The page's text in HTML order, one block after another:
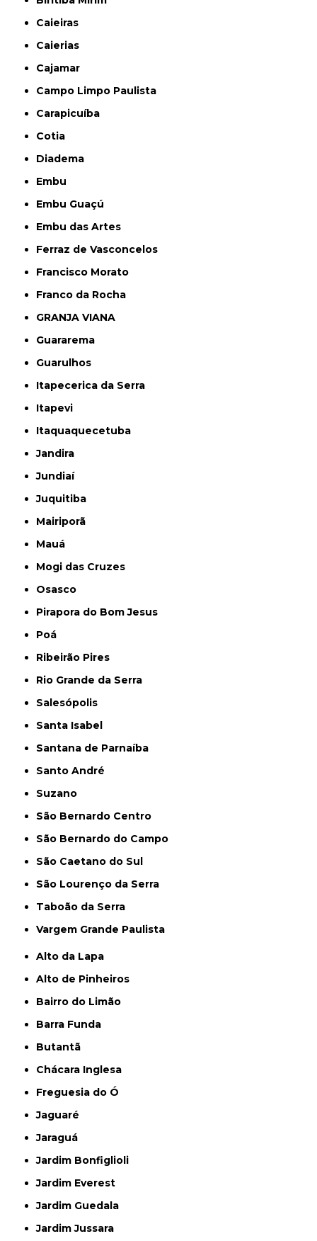
Caieiras
Caierias
Cajamar
Campo Limpo Paulista
Carapicuíba
Cotia
Diadema
Embu
Embu Guaçú
Embu das Artes
Ferraz de Vasconcelos
Francisco Morato
Franco da Rocha
GRANJA VIANA
Guararema
Guarulhos
Itapecerica da Serra
Itapevi
Itaquaquecetuba
Jandira
Jundiaí
Juquitiba
Mairiporã
Mauá
Mogi das Cruzes
Osasco
Pirapora do Bom Jesus
Poá
Ribeirão Pires
Rio Grande da Serra
Salesópolis
Santa Isabel
Santana de Parnaíba
Santo André
Suzano
São Bernardo Centro
São Bernardo do Campo
São Caetano do Sul
São Lourenço da Serra
Taboão da Serra
Vargem Grande Paulista
Alto da Lapa
Alto de Pinheiros
Bairro do Limão
Barra Funda
Butantã
Chácara Inglesa
Freguesia do Ó
Jaguaré
Jaraguá
Jardim Bonfiglioli
Jardim Everest
Jardim Guedala
Jardim Jussara